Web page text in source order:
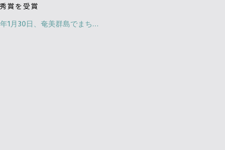
賞を受賞
1月30日、奄美群島でまち…